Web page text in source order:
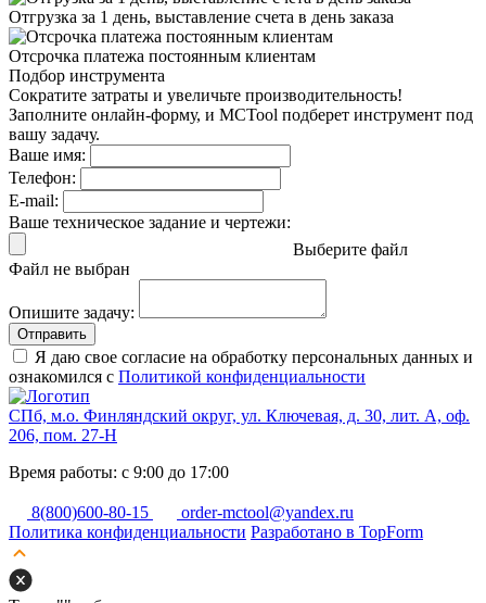
Отгрузка за 1 день, выставление счета в день заказа
Отсрочка платежа постоянным клиентам
Подбор инструмента
Сократите затраты и увеличьте производительность!
Заполните онлайн-форму, и MCTool подберет инструмент под
вашу задачу.
Ваше имя:
Телефон:
E-mail:
Ваше техническое задание и чертежи:
Выберите файл
Файл не выбран
Опишите задачу:
Отправить
Я даю свое согласие на обработку персональных данных и
ознакомился с Политикой конфиденциальности
СПб, м.о. Финляндский округ, ул. Ключевая, д. 30, лит. А, оф.
206, пом. 27-Н
Время работы: с 9:00 до 17:00
8(800)600-80-15
order-mctool@yandex.ru
Политика конфиденциальности Разработано в TopForm